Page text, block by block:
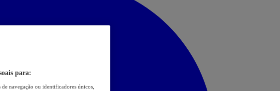
para:
de navegação ou identificadores únicos,